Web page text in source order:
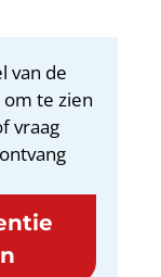
van de
om te zien
vraag